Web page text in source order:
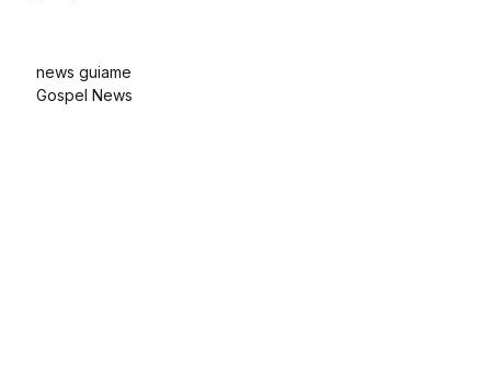
news guiame
Gospel News